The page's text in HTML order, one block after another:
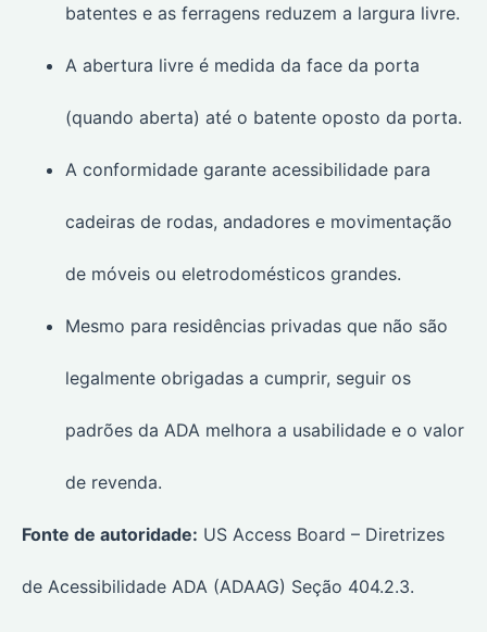
batentes e as ferragens reduzem a largura livre.
A abertura livre é medida da face da porta
(quando aberta) até o batente oposto da porta.
A conformidade garante acessibilidade para
cadeiras de rodas, andadores e movimentação
de móveis ou eletrodomésticos grandes.
Mesmo para residências privadas que não são
legalmente obrigadas a cumprir, seguir os
padrões da ADA melhora a usabilidade e o valor
de revenda.
Fonte de autoridade: US Access Board – Diretrizes
de Acessibilidade ADA (ADAAG) Seção 404.2.3.